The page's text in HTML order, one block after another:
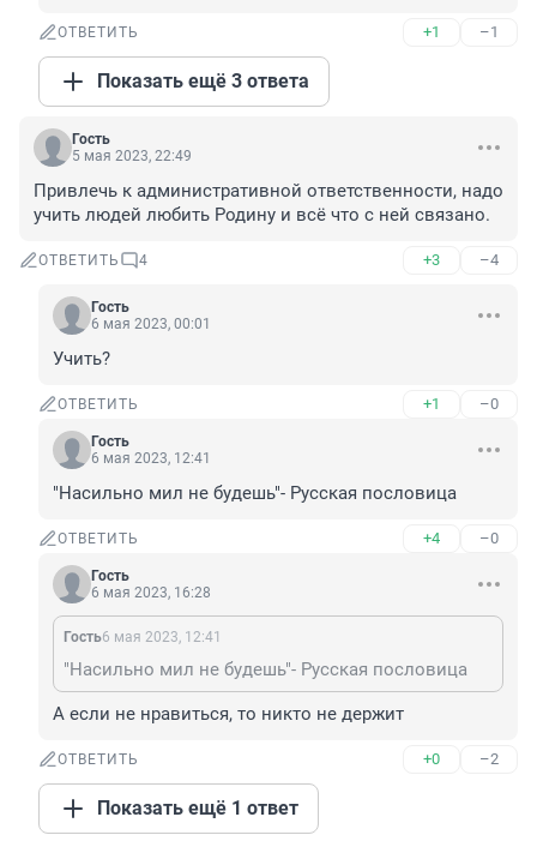
ОТВЕТИТЬ +1 –1
Показать ещё 3 ответа
Гость
5 мая 2023, 22:49
Привлечь к административной ответственности, надо
учить людей любить Родину и всё что с ней связано.
ОТВЕТИТЬ 4 +3 –4
Гость
6 мая 2023, 00:01
Учить?
ОТВЕТИТЬ +1 –0
Гость
6 мая 2023, 12:41
"Насильно мил не будешь"- Русская пословица
ОТВЕТИТЬ +4 –0
Гость
6 мая 2023, 16:28
Гость6 мая 2023, 12:41
"Насильно мил не будешь"- Русская пословица
А если не нравиться, то никто не держит
ОТВЕТИТЬ +0 –2
Показать ещё 1 ответ